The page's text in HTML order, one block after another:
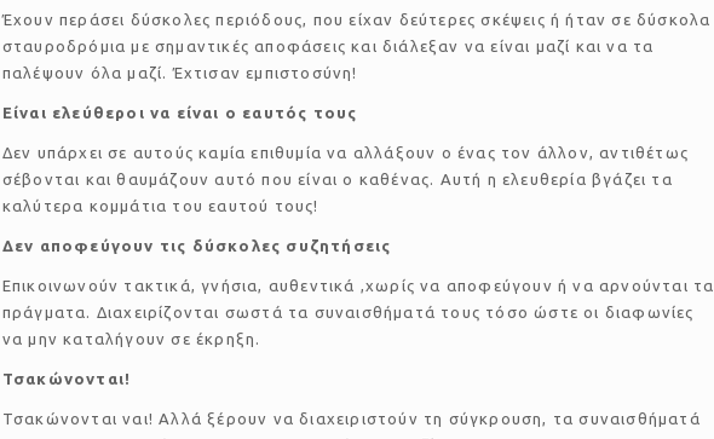
Έχουν περάσει δύσκολες περιόδους, που είχαν δεύτερες σκέψεις ή ήταν σε δύσκολα
σταυροδρόμια με σημαντικές αποφάσεις και διάλεξαν να είναι μαζί και να τα
παλέψουν όλα μαζί. Έχτισαν εμπιστοσύνη!
Είναι ελεύθεροι να είναι ο εαυτός τους
Δεν υπάρχει σε αυτούς καμία επιθυμία να αλλάξουν ο ένας τον άλλον, αντιθέτως
σέβονται και θαυμάζουν αυτό που είναι ο καθένας. Αυτή η ελευθερία βγάζει τα
καλύτερα κομμάτια του εαυτού τους!
Δεν αποφεύγουν τις δύσκολες συζητήσεις
Επικοινωνούν τακτικά, γνήσια, αυθεντικά ,χωρίς να αποφεύγουν ή να αρνούνται τα
πράγματα. Διαχειρίζονται σωστά τα συναισθήματά τους τόσο ώστε οι διαφωνίες
να μην καταλήγουν σε έκρηξη.
Τσακώνονται!
Τσακώνονται ναι! Αλλά ξέρουν να διαχειριστούν τη σύγκρουση, τα συναισθήματά